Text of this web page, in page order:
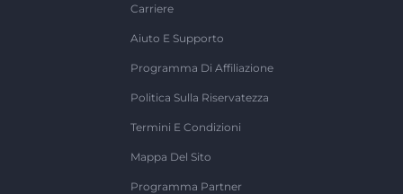
Carriere
Aiuto E Supporto
Programma Di Affiliazione
Politica Sulla Riservatezza
Termini E Condizioni
Mappa Del Sito
Programma Partner